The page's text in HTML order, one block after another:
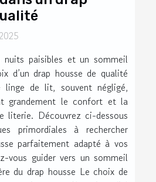
nuits paisibles et un sommeil
d’un drap housse de qualité
linge de lit, souvent négligé,
grandement le confort et la
literie. Découvrez ci-dessous
primordiales à rechercher
parfaitement adapté à vos
vous guider vers un sommeil
du drap housse Le choix de